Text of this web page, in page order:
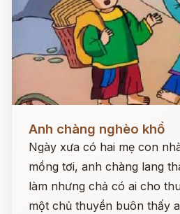
Anh chàng nghèo khổ
Ngày xưa có hai mẹ con
mồng tơi, anh chàng lang
làm nhưng chả có ai cho
một chủ thuyền buôn thấy